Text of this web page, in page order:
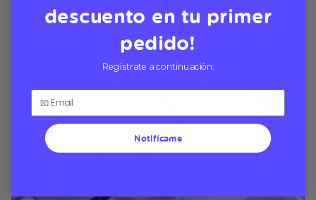
descuento en tu primer
pedido!
Regístrate a continuación:
Notifícame